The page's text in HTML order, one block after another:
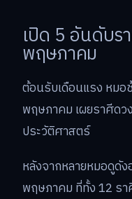
เปิด 5 อันดับ
พฤษภาคม
ต้อนรับเดือนแรง หมอ
พฤษภาคม เผยราศีดว
ประวัติศาสตร์
หลังจากหลายหมอดูดั
พฤษภาคม ที่ทั้ง 12 รา